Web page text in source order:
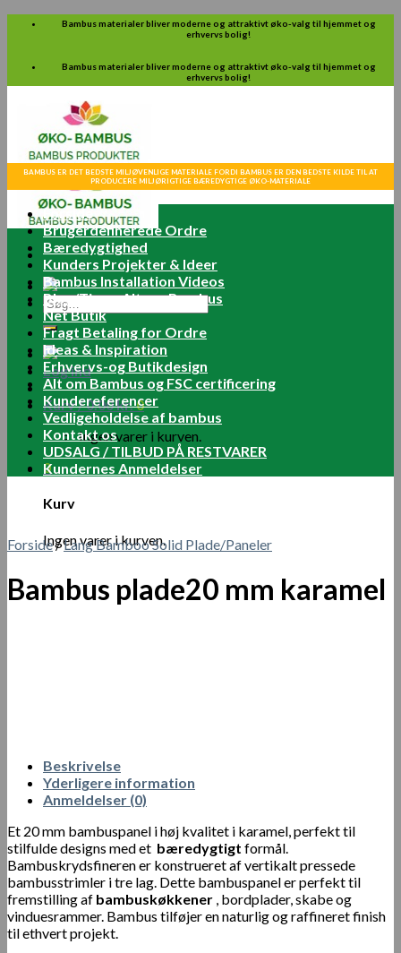
Skip
Bambus materialer bliver moderne og attraktivt øko-valg til hjemmet og
erhvervs bolig!
Bambus materialer bliver moderne og attraktivt øko-valg til hjemmet og
erhvervs bolig!
Søg
efter:
Log ind
Kurv /0.00kr.0
Ingen varer i kurven.
0
Kurv
Ingen varer i kurven.
BAMBUS ER DET BEDSTE MILJØVENLIGE MATERIALE FORDI BAMBUS ER DEN BEDSTE KILDE TIL AT
PRODUCERE MILJØRIGTIGE BÆREDYGTIGE ØKO-MATERIALE
Forside
Brugerdefinerede Ordre
Bæredygtighed
Kunders Projekter & Ideer
Bambus Installation Videos
Blog/Tips – Alt om Bambus
Net Butik
Fragt Betaling for Ordre
Ideas & Inspiration
Erhvervs-og Butikdesign
Alt om Bambus og FSC certificering
Kundereferencer
Vedligeholdelse af bambus
Kontakt os
UDSALG / TILBUD PÅ RESTVARER
Kundernes Anmeldelser
Forside/Lang Bamboo Solid Plade/Paneler
Bambus plade20 mm karamel
Beskrivelse
Yderligere information
Anmeldelser (0)
Et 20 mm bambuspanel i høj kvalitet i karamel, perfekt til
stilfulde designs med et bæredygtigt formål.
Bambuskrydsfineren er konstrueret af vertikalt pressede
bambusstrimler i tre lag. Dette bambuspanel er perfekt til
fremstilling af bambuskøkkener , bordplader, skabe og
vinduesrammer. Bambus tilføjer en naturlig og raffineret finish
til ethvert projekt.